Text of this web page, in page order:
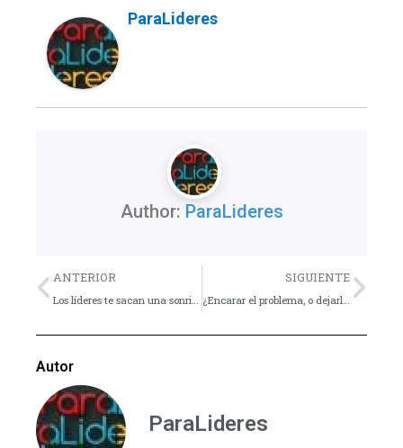
ParaLideres
Author: ParaLideres
Previo
ANTERIOR
Los líderes te sacan una sonrisa y te motivan a servir aún más
SIGUIENTE
¿Encarar el problema, o dejarlo?
Autor
ParaLideres